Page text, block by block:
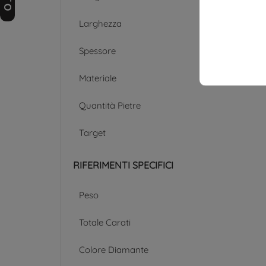
Larghezza
Spessore
Materiale
Quantità Pietre
Target
RIFERIMENTI SPECIFICI
Peso
Totale Carati
Colore Diamante